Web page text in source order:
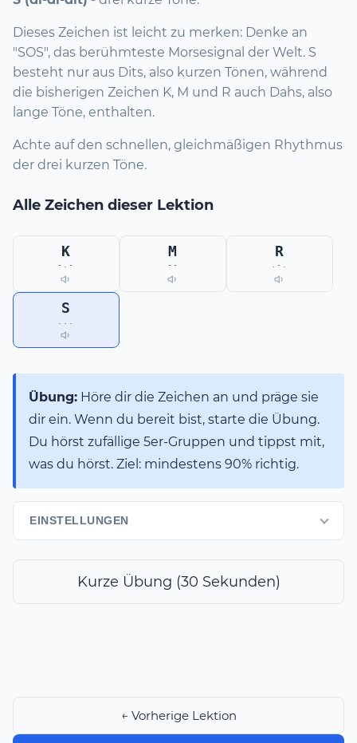
Dieses Zeichen ist leicht zu merken: Denke an
"SOS", das berühmteste Morsesignal der Welt. S
besteht nur aus Dits, also kurzen Tönen, während
die bisherigen Zeichen K, M und R auch Dahs, also
lange Töne, enthalten.
Achte auf den schnellen, gleichmäßigen Rhythmus
der drei kurzen Töne.
Alle Zeichen dieser Lektion
K
-.-
M
--
R
.-.
S
Übung: Höre dir die Zeichen an und präge sie
dir ein. Wenn du bereit bist, starte die Übung.
Du hörst zufällige 5er-Gruppen und tippst mit,
was du hörst. Ziel: mindestens 90% richtig.
EINSTELLUNGEN
Kurze Übung (30 Sekunden)
← Vorherige Lektion